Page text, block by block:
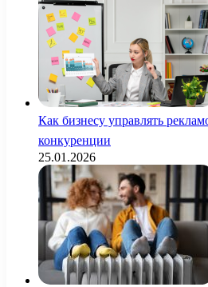
Как бизнесу управлять
конкуренции
25.01.2026